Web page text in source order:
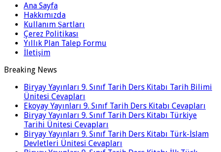
Ana Sayfa
Hakkımızda
Kullanım Şartları
Çerez Politikası
Yıllık Plan Talep Formu
İletişim
Breaking News
Biryay Yayınları 9. Sınıf Tarih Ders Kitabı Tarih Bilimi
Ünitesi Cevapları
Ekoyay Yayınları 9. Sınıf Tarih Ders Kitabı Cevapları
Biryay Yayınları 9. Sınıf Tarih Ders Kitabı Türkiye
Tarihi Ünitesi Cevapları
Biryay Yayınları 9. Sınıf Tarih Ders Kitabı Türk-İslam
Devletleri Ünitesi Cevapları